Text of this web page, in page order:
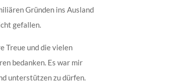
Gründen ins Ausland
gefallen.
Treue und die vielen
bedanken. Es war mir
unterstützen zu dürfen.